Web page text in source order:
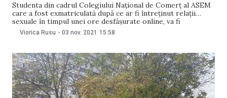
Studenta din cadrul Colegiului Național de Comerț al ASEM
care a fost exmatriculată după ce ar fi întreținut relații
sexuale în timpul unei ore desfășurate online, va fi
restabilită la studii. Totodată, ordinul de exmatriculare pe
numele fetei care a filmat și a postat filmulețul pe rețelele
Viorica Rusu - 03 nov. 2021 15:58